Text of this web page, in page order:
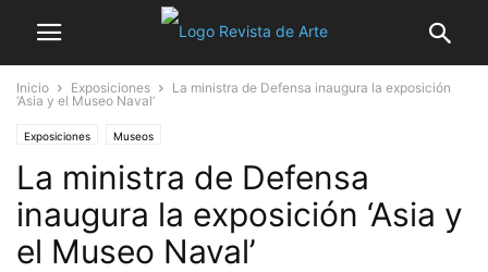
Inicio Exposiciones
La ministra de Defensa inaugura la exposición
‘Asia y el Museo Naval’
Exposiciones Museos
La ministra de Defensa
inaugura la exposición ‘Asia y
el Museo Naval’